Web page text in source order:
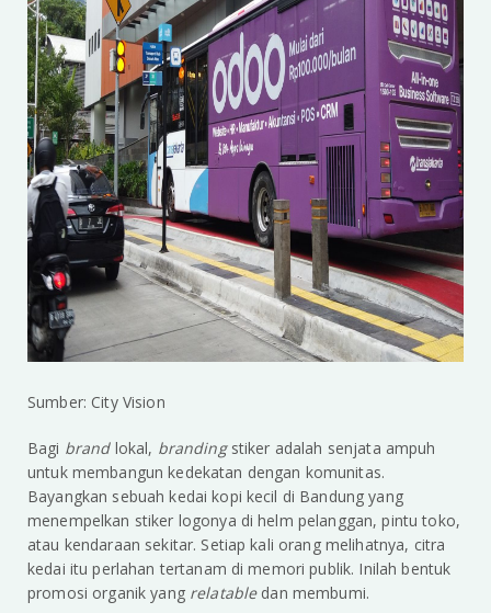
Sumber: City Vision
Bagi brand lokal, branding stiker adalah senjata ampuh
untuk membangun kedekatan dengan komunitas.
Bayangkan sebuah kedai kopi kecil di Bandung yang
menempelkan stiker logonya di helm pelanggan, pintu toko,
atau kendaraan sekitar. Setiap kali orang melihatnya, citra
kedai itu perlahan tertanam di memori publik. Inilah bentuk
promosi organik yang relatable dan membumi.